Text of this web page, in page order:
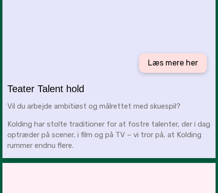
Læs mere her
Teater Talent hold
Vil du arbejde ambitiøst og målrettet med skuespil?
Kolding har stolte traditioner for at fostre talenter, der i dag
optræder på scener, i film og på TV – vi tror på, at Kolding
rummer endnu flere.